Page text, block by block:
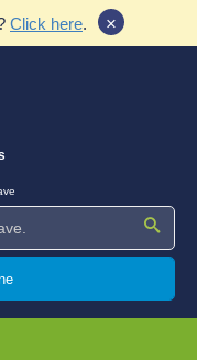
Click here. ×